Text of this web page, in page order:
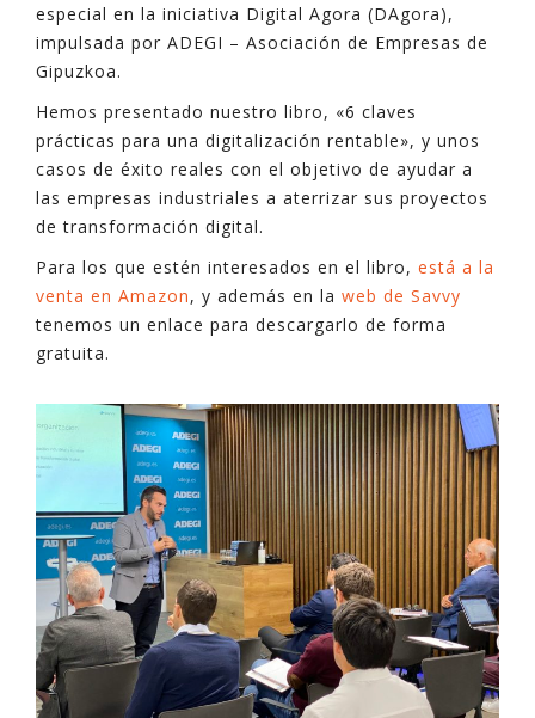
especial en la iniciativa Digital Agora (DAgora),
impulsada por ADEGI – Asociación de Empresas de
Gipuzkoa.
Hemos presentado nuestro libro, «6 claves
prácticas para una digitalización rentable», y unos
casos de éxito reales con el objetivo de ayudar a
las empresas industriales a aterrizar sus proyectos
de transformación digital.
Para los que estén interesados en el libro, está a la
venta en Amazon, y además en la web de Savvy
tenemos un enlace para descargarlo de forma
gratuita.